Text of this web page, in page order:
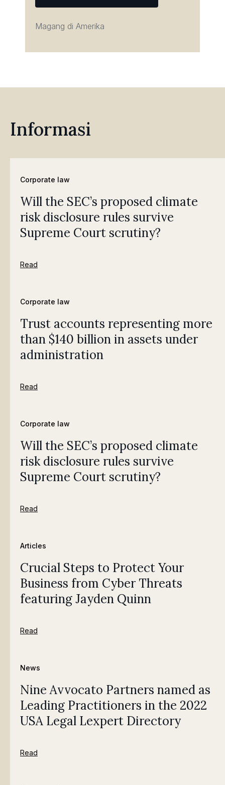
Magang di Amerika
Informasi
Corporate law
Will the SEC’s proposed climate
risk disclosure rules survive
Supreme Court scrutiny?
Read
Corporate law
Trust accounts representing more
than $140 billion in assets under
administration
Read
Corporate law
Will the SEC’s proposed climate
risk disclosure rules survive
Supreme Court scrutiny?
Read
Articles
Crucial Steps to Protect Your
Business from Cyber Threats
featuring Jayden Quinn
Read
News
Nine Avvocato Partners named as
Leading Practitioners in the 2022
USA Legal Lexpert Directory
Read